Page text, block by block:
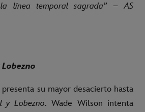
línea temporal sagrada” – AS
su mayor desacierto hasta
y Lobezno. Wade Wilson intenta